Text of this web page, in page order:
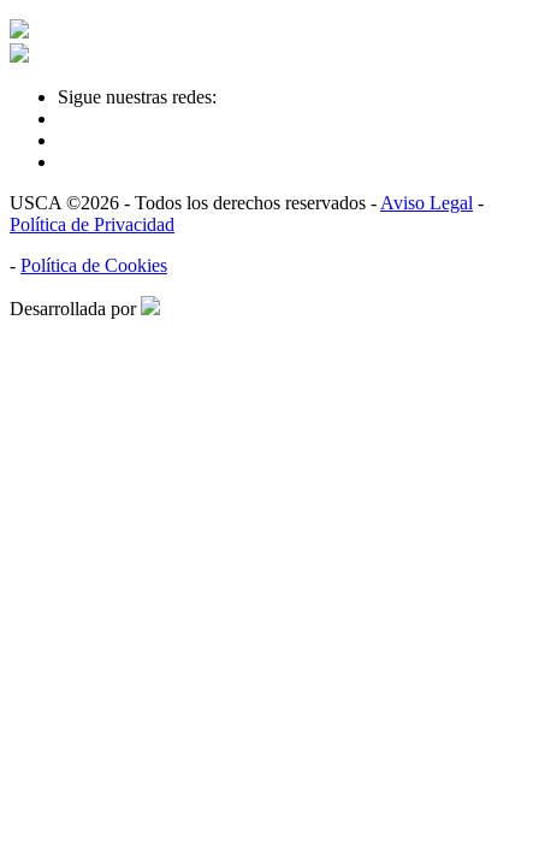
Sigue nuestras redes:
USCA ©2026 - Todos los derechos reservados - Aviso Legal -
Política de Privacidad
- Política de Cookies
Desarrollada por